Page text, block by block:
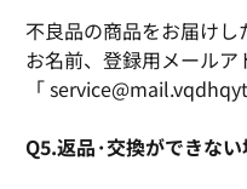
不良品の商品をお届けし
お名前、登録用メール
「
Q5.返品·交換ができな